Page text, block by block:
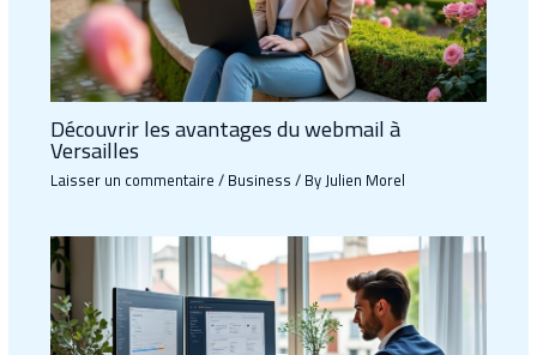
Découvrir les avantages du webmail à
Versailles
Laisser un commentaire/Business/ ByJulien Morel